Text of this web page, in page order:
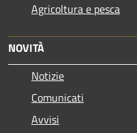
Agricoltura e pesca
NOVITÀ
Notizie
Comunicati
Avvisi